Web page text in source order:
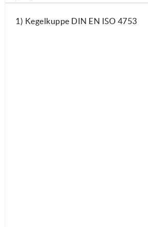
1) Kegelkuppe DIN EN ISO 4753